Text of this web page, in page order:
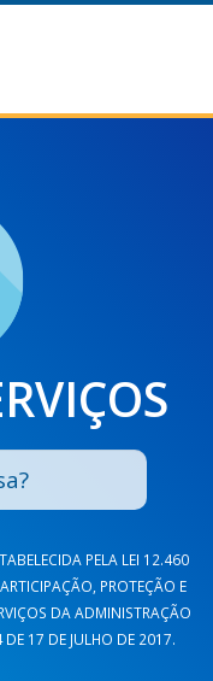
PELA LEI 12.460
PROTEÇÃO E
DA ADMINISTRAÇÃO
17 DE JULHO DE 2017.